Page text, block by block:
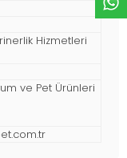
Hizmetleri
ve Pet Ürünleri